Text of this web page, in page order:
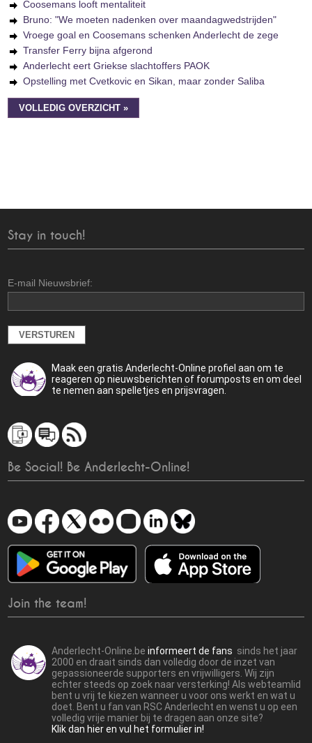
Coosemans looft mentaliteit
Bruno: "We moeten nadenken over maandagwedstrijden"
Vroege goal en Coosemans schenken Anderlecht de zege
Transfer Ferry bijna afgerond
Anderlecht eert Griekse slachtoffers PAOK
Opstelling met Cvetkovic en Sikan, maar zonder Saliba
VOLLEDIG OVERZICHT »
Stay in touch!
E-mail Nieuwsbrief:
Maak een gratis Anderlecht-Online profiel aan om te
reageren op nieuwsberichten of forumposts en om deel
te nemen aan spelletjes en prijsvragen.
Be Social! Be Anderlecht-Online!
Join the team!
Anderlecht-Online.beinformeert de fans sinds het jaar
2000 en draait sinds dan volledig door de inzet van
gepassioneerde supporters en vrijwilligers. Wij zijn
echter steeds op zoek naar versterking! Als webteamlid
bent u vrij te kiezen wanneer u voor ons werkt en wat u
doet. Bent u fan van RSC Anderlecht en wenst u op een
volledig vrije manier bij te dragen aan onze site?
Klik dan hier en vul het formulier in!